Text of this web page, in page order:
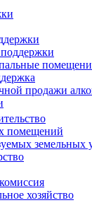
поддержки
продажи
помещений
земельных
хозяйство